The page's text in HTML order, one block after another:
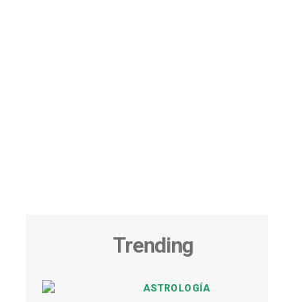
Trending
ASTROLOGÍA